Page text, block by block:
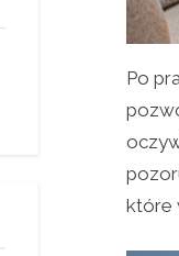
Po
które